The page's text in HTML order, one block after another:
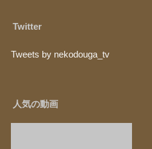
Twitter
Tweets by nekodouga_tv
人気の動画